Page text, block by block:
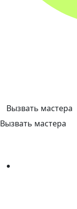
Вызвать мастера
Вызвать мастера